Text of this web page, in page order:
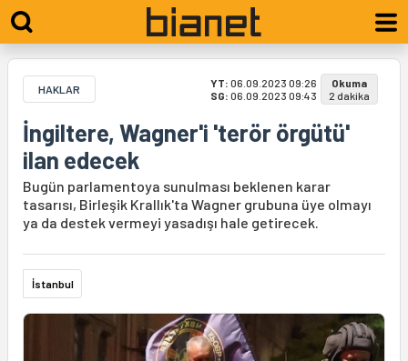
HAKLAR YT: 06.09.2023 09:26
SG: 06.09.2023 09:43
Okuma
2 dakika
İngiltere, Wagner'i 'terör örgütü'
ilan edecek
Bugün parlamentoya sunulması beklenen karar
tasarısı, Birleşik Krallık'ta Wagner grubuna üye olmayı
ya da destek vermeyi yasadışı hale getirecek.
İstanbul